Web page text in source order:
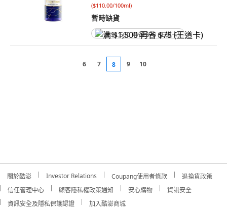
($110.00/100ml)
暫時缺貨
满 $1,500 再省 $75 (王道卡)
6 7 8 9 10
關於酷澎 Investor Relations Coupang使用者條款
退換貨政策
信任管理中心
顧客隱私權政策通知 安心購物
資訊安全
資訊安全及隱私保護認證
加入酷澎商城